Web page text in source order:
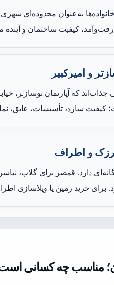
خانواده‌ها به‌عنوان محدوده‌ای
کیفیت ساختمان و
و امیرکبیر
جذاب‌اند که آپارتمان نوسازتر،
کیفیت سازه، تأسیسات، عایق،
و اطراف
دارد. قمصر برای گلاب،
برای خرید زمین یا ویلاسازی
مناسب چه کسانی